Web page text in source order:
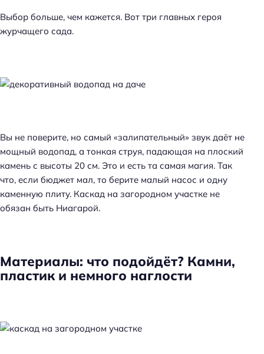
Выбор больше, чем кажется. Вот три главных героя
журчащего сада.
Вы не поверите, но самый «залипательный» звук даёт не
мощный водопад, а тонкая струя, падающая на плоский
камень с высоты 20 см. Это и есть та самая магия. Так
что, если бюджет мал, то берите малый насос и одну
каменную плиту. Каскад на загородном участке не
обязан быть Ниагарой.
Материалы: что подойдёт? Камни,
пластик и немного наглости